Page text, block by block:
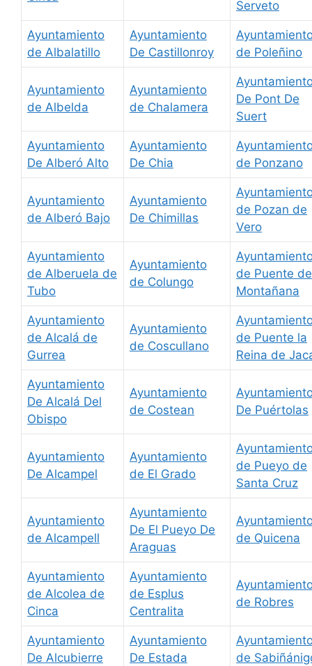
Serveto
Ayuntamiento
de Albalatillo
Ayuntamiento
De Castillonroy
de Poleñino
Ayuntamiento
de Albelda
Ayuntamiento
de Chalamera
De Pont De
Suert
Ayuntamiento
De Alberó Alto
Ayuntamiento
De Chia
de Ponzano
Ayuntamiento
de Alberó Bajo
Ayuntamiento
De Chimillas
de Pozan de
Vero
Ayuntamiento
de Alberuela de
Tubo
Ayuntamiento
de Colungo
de Puente de
Montañana
Ayuntamiento
de Alcalá de
Gurrea
Ayuntamiento
de Coscullano
de Puente la
Reina de
Ayuntamiento
De Alcalá Del
Obispo
Ayuntamiento
de Costean
De Puértolas
Ayuntamiento
De Alcampel
Ayuntamiento
de El Grado
de Pueyo de
Santa Cruz
Ayuntamiento
de Alcampell
Ayuntamiento
De El Pueyo De
Araguas
de Quicena
Ayuntamiento
de Alcolea de
Cinca
Ayuntamiento
de Esplus
Centralita
de Robres
Ayuntamiento
De Alcubierre
Ayuntamiento
De Estada
de